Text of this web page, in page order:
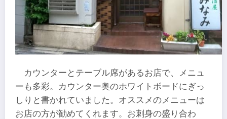
カウンターとテーブル席があるお店で、メニュ
ーも多彩。カウンター奥のホワイトボードにぎっ
しりと書かれていました。オススメのメニューは
お店の方が勧めてくれます。お刺身の盛り合わ